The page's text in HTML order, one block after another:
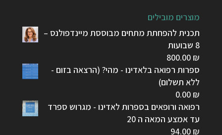
מוצרים מובילים
תכנית להפחתת מתחים מבוססת מיינדפולנס –
8 שבועות
800.00 ₪
ספרות רפואה בלאדינו - מהי? (הרצאה בזום -
ללא תשלום)
0.00 ₪
רפואה ורופאים בספרות לאדינו - מגרוש ספרד
עד אמצע המאה ה 20
94.00 ₪